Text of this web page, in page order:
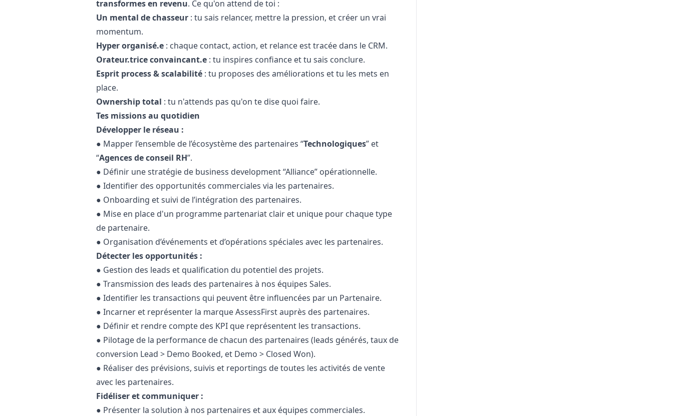
transformes en revenu.️ Ce qu'on attend de toi :
Un mental de chasseur : tu sais relancer, mettre la pression, et créer un vrai
momentum.
Hyper organisé.e : chaque contact, action, et relance est tracée dans le CRM.
Orateur.trice convaincant.e : tu inspires confiance et tu sais conclure.
Esprit process & scalabilité : tu proposes des améliorations et tu les mets en
place.
Ownership total : tu n'attends pas qu'on te dise quoi faire.
Tes missions au quotidien
Développer le réseau :
● Mapper l’ensemble de l’écosystème des partenaires “Technologiques” et
“Agences de conseil RH”.
● Définir une stratégie de business development “Alliance” opérationnelle.
● Identifier des opportunités commerciales via les partenaires.
● Onboarding et suivi de l’intégration des partenaires.
● Mise en place d'un programme partenariat clair et unique pour chaque type
de partenaire.
● Organisation d’événements et d’opérations spéciales avec les partenaires.
Détecter les opportunités :
● Gestion des leads et qualification du potentiel des projets.
● Transmission des leads des partenaires à nos équipes Sales.
● Identifier les transactions qui peuvent être influencées par un Partenaire.
● Incarner et représenter la marque AssessFirst auprès des partenaires.
● Définir et rendre compte des KPI que représentent les transactions.
● Pilotage de la performance de chacun des partenaires (leads générés, taux de
conversion Lead > Demo Booked, et Demo > Closed Won).
● Réaliser des prévisions, suivis et reportings de toutes les activités de vente
avec les partenaires.
Fidéliser et communiquer :
● Présenter la solution à nos partenaires et aux équipes commerciales.